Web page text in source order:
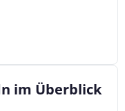
im Überblick